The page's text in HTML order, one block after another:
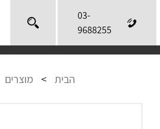
03-
9688255
הבית > מוצרים